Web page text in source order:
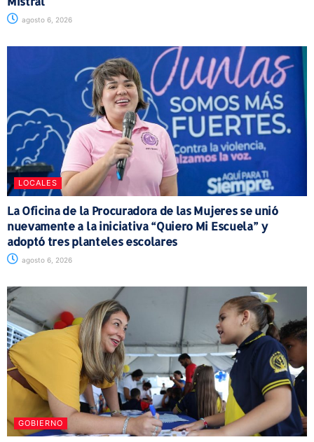
agosto 6, 2026
LOCALES
La Oficina de la Procuradora de las Mujeres se unió
nuevamente a la iniciativa “Quiero Mi Escuela” y
adoptó tres planteles escolares
agosto 6, 2026
GOBIERNO